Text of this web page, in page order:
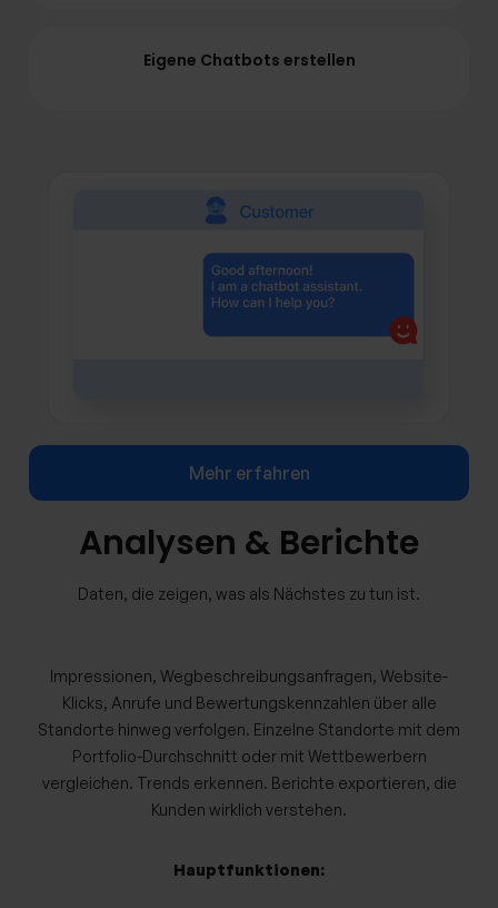
Eigene Chatbots erstellen
Mehr erfahren
Analysen & Berichte
Daten, die zeigen, was als Nächstes zu tun ist.
Impressionen, Wegbeschreibungsanfragen, Website-
Klicks, Anrufe und Bewertungskennzahlen über alle
Standorte hinweg verfolgen. Einzelne Standorte mit dem
Portfolio-Durchschnitt oder mit Wettbewerbern
vergleichen. Trends erkennen. Berichte exportieren, die
Kunden wirklich verstehen.
Hauptfunktionen: